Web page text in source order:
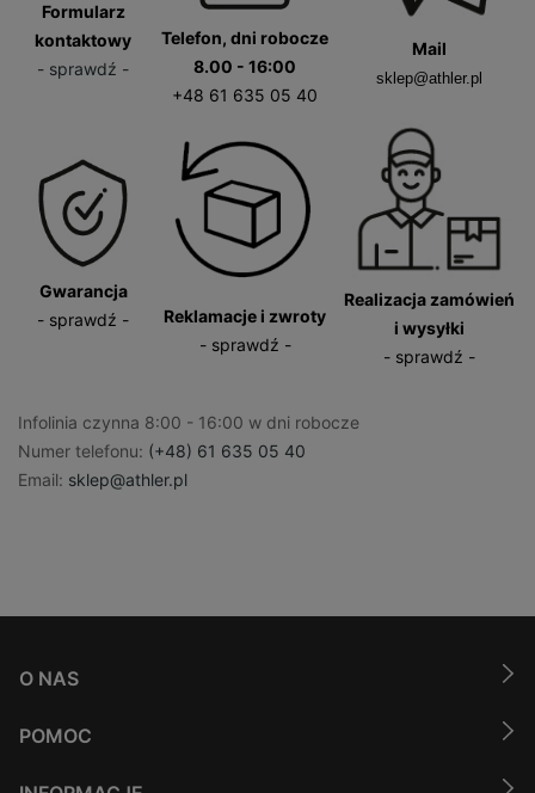
Formularz
kontaktowy
- sprawdź -
Telefon, dni robocze
8.00 - 16:00
+48 61 635 05 40
Mail
sklep@athler.pl
Gwarancja
- sprawdź -
Reklamacje i zwroty
- sprawdź -
Realizacja zamówień
i wysyłki
- sprawdź -
Infolinia czynna 8:00 - 16:00 w dni robocze
Numer telefonu: (+48) 61 635 05 40
Email: sklep@athler.pl
O NAS
POMOC